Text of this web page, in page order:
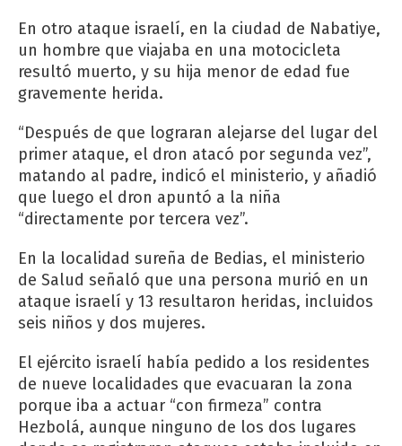
En otro ataque israelí, en la ciudad de Nabatiye,
un hombre que viajaba en una motocicleta
resultó muerto, y su hija menor de edad fue
gravemente herida.
“Después de que lograran alejarse del lugar del
primer ataque, el dron atacó por segunda vez”,
matando al padre, indicó el ministerio, y añadió
que luego el dron apuntó a la niña
“directamente por tercera vez”.
En la localidad sureña de Bedias, el ministerio
de Salud señaló que una persona murió en un
ataque israelí y 13 resultaron heridas, incluidos
seis niños y dos mujeres.
El ejército israelí había pedido a los residentes
de nueve localidades que evacuaran la zona
porque iba a actuar “con firmeza” contra
Hezbolá, aunque ninguno de los dos lugares